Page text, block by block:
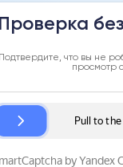
Проверка
Подтвердите, что вы не
просмотр